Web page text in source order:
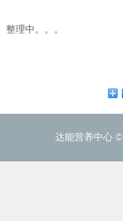
整理中。。。
达能营养中心 ©